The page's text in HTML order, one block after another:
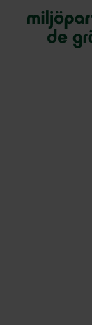
Miljöpartiet